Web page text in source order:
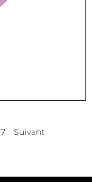
7 Suivant